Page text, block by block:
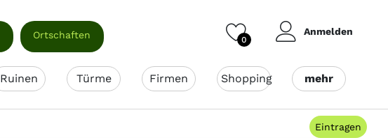
Ortschaften 0
Anmelden
Ruinen Türme Firmen Shopping mehr
Eintragen